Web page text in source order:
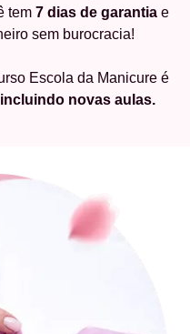
tem 7 dias de garantiae
sem burocracia!
Escola da Manicure é
novas aulas.